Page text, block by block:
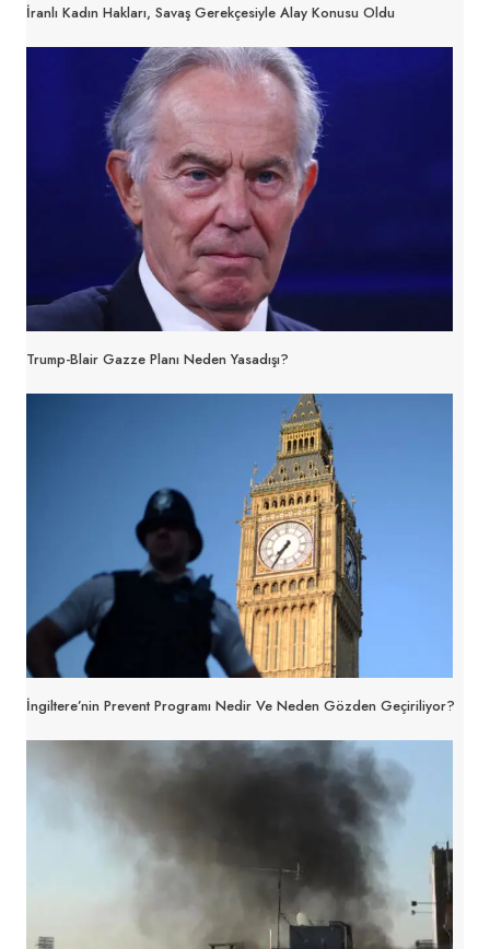
İranlı Kadın Hakları, Savaş Gerekçesiyle Alay Konusu Oldu
Trump-Blair Gazze Planı Neden Yasadışı?
İngiltere’nin Prevent Programı Nedir Ve Neden Gözden Geçiriliyor?